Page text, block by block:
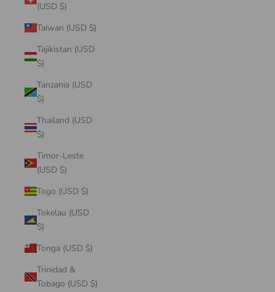
(USD $)
Taiwan (USD $)
Tajikistan (USD
$)
Tanzania (USD
$)
Thailand (USD
$)
Timor-Leste
(USD $)
Togo (USD $)
Tokelau (USD
$)
Tonga (USD $)
Trinidad &
Tobago (USD $)